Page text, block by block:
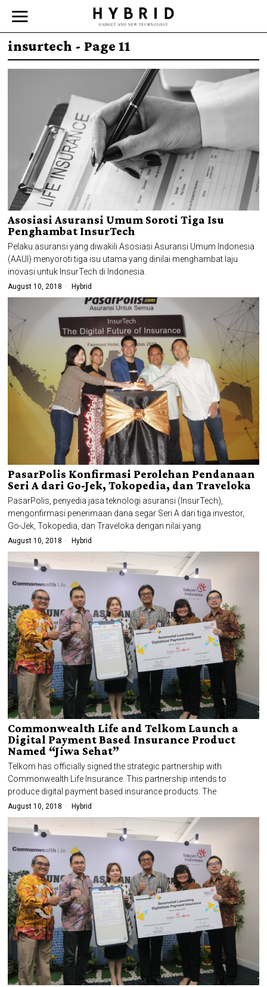
insurtech - Page 11
Asosiasi Asuransi Umum Soroti Tiga Isu
Penghambat InsurTech
Pelaku asuransi yang diwakili Asosiasi Asuransi Umum Indonesia
(AAUI) menyoroti tiga isu utama yang dinilai menghambat laju
inovasi untuk InsurTech di Indonesia.
August 10, 2018 Hybrid
PasarPolis Konfirmasi Perolehan Pendanaan
Seri A dari Go-Jek, Tokopedia, dan Traveloka
PasarPolis, penyedia jasa teknologi asuransi (InsurTech),
mengonfirmasi penerimaan dana segar Seri A dari tiga investor,
Go-Jek, Tokopedia, dan Traveloka dengan nilai yang
August 10, 2018 Hybrid
Commonwealth Life and Telkom Launch a
Digital Payment Based Insurance Product
Named “Jiwa Sehat”
Telkom has officially signed the strategic partnership with
Commonwealth Life Insurance. This partnership intends to
produce digital payment based insurance products. The
August 10, 2018 Hybrid